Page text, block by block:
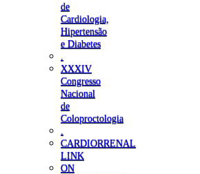
de
Cardiologia,
Hipertensão
e Diabetes
XXXIV
Congresso
Nacional
de
Coloproctologia
CARDIORRENAL
LINK
ON